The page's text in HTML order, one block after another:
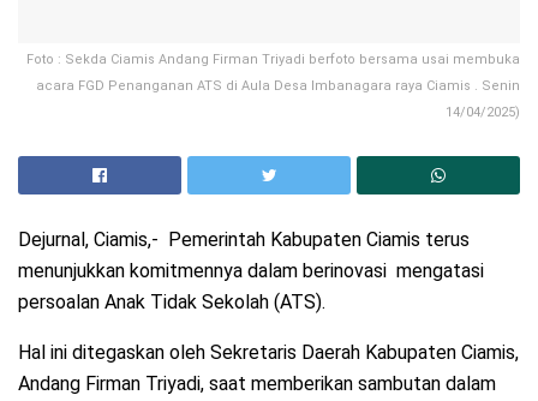
Foto : Sekda Ciamis Andang Firman Triyadi berfoto bersama usai membuka
acara FGD Penanganan ATS di Aula Desa Imbanagara raya Ciamis . Senin
14/04/2025)
Dejurnal, Ciamis,- Pemerintah Kabupaten Ciamis terus
menunjukkan komitmennya dalam berinovasi mengatasi
persoalan Anak Tidak Sekolah (ATS).
Hal ini ditegaskan oleh Sekretaris Daerah Kabupaten Ciamis,
Andang Firman Triyadi, saat memberikan sambutan dalam